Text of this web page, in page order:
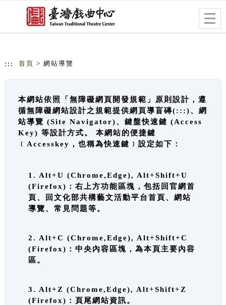
跳到主要內容
網站導覽
::: 首頁 > 網站導覽
本網站依照「無障礙網頁開發規範」原則設計，遵
循無障礙網站設計之規範提供網頁導盲磚(:::)、網
站導覽 (Site Navigator)、鍵盤快速鍵 (Access
Key) 等設計方式。 本網站的便捷鍵
﹝Accesskey，也稱為快速鍵﹞設定如下：
1. Alt+U (Chrome,Edge), Alt+Shift+U
(Firefox)：右上方功能區塊，包括回官網首
頁、回文化部共構藝文活動平台首頁、網站
導覽、常見問題等。
2. Alt+C (Chrome,Edge), Alt+Shift+C
(Firefox)：中央內容區塊，為本頁主要內容
區。
3. Alt+Z (Chrome,Edge), Alt+Shift+Z
(Firefox)：頁尾網站資訊。